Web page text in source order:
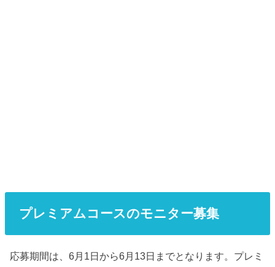
プレミアムコースのモニター募集
応募期間は、6月1日から6月13日までとなります。プレミ